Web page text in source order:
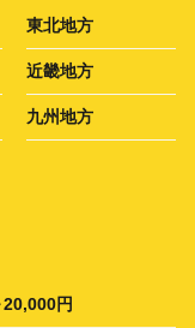
東北地方
近畿地方
九州地方
円